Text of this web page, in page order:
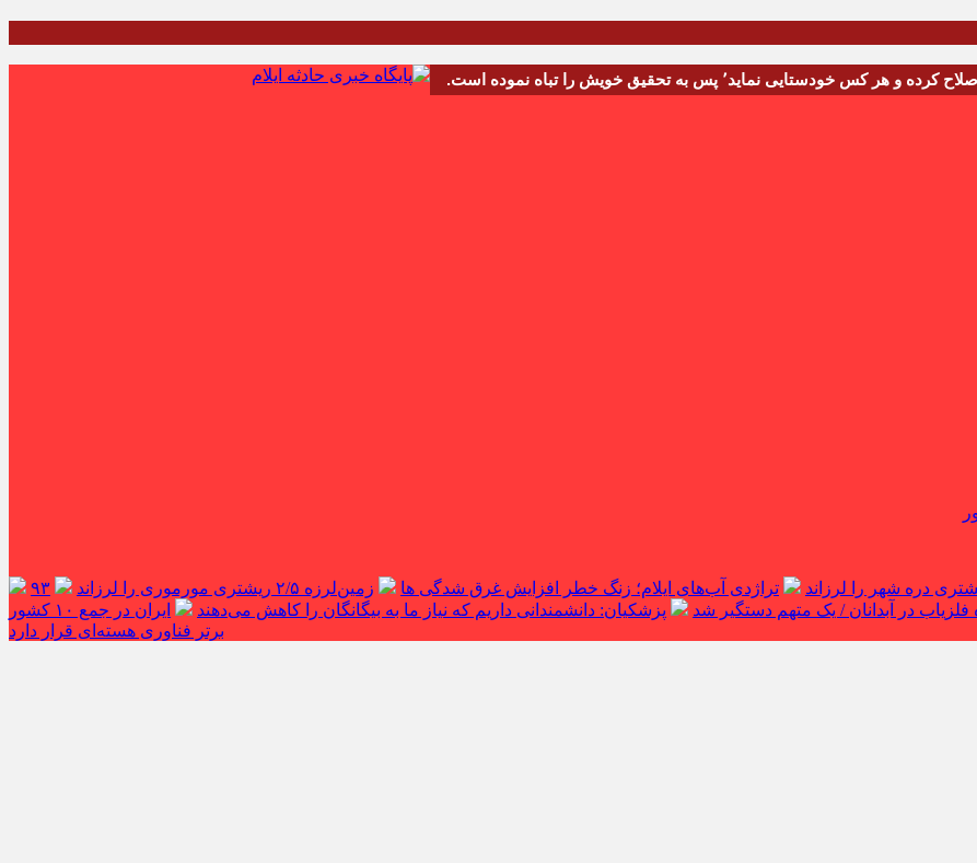
تراژدی آب‌های ایلام؛ زنگ خطر افزایش غرق شدگی ها زمین‌لرزه ۲/۵ ریشتری مورموری را لرزاند
۹۳
در آبدانان / یک متهم دستگیر شد پزشکیان: دانشمندانی داریم که نیاز ما به بیگانگان را کاهش می‌دهند
ایران در جمع ۱۰ کشور
برتر فناوری هسته‌ای قرار دارد